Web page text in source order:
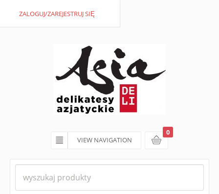
VIEW NAVIGATION
ZALOGUJ/ZAREJESTRUJ SIĘ
koszyk
0